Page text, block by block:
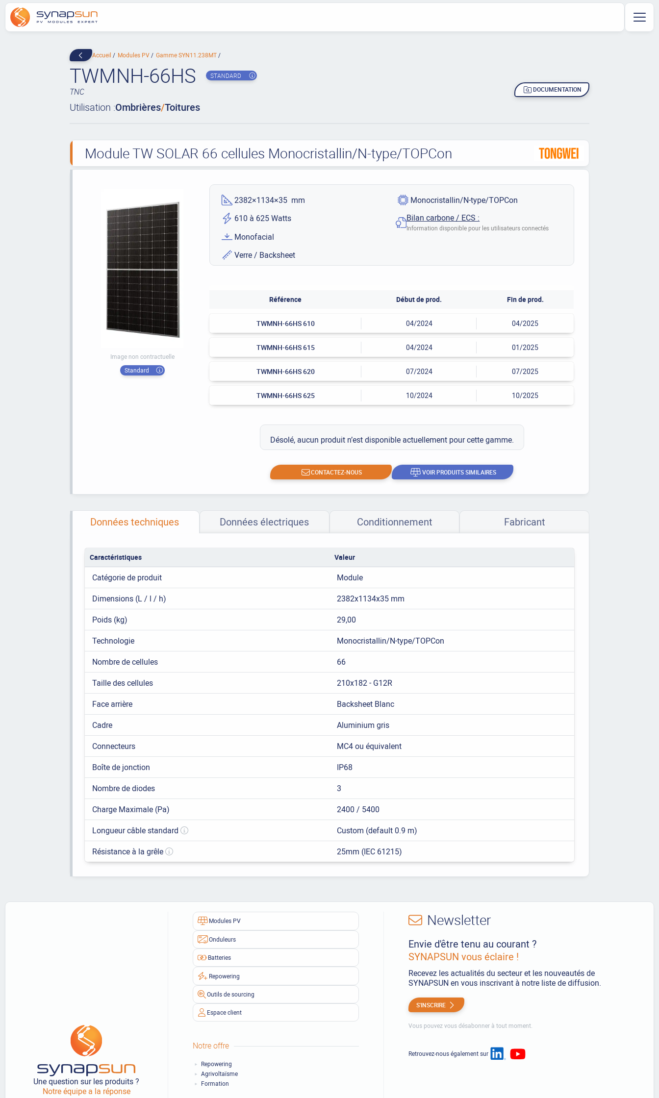
Accueil Modules PV Gamme SYN11.238MT
TWMNH-66HS STANDARD
TNC
Utilisation :Ombrières/Toitures
DOCUMENTATION
Module TW SOLAR 66 cellules Monocristallin/N-type/TOPCon
Image non contractuelle
Standard
2382×1134×35 mm
610 à 625 Watts
Monofacial
Verre / Backsheet
Monocristallin/N-type/TOPCon
Bilan carbone / ECS :
Information disponible pour les utilisateurs connectés
Référence Début de prod. Fin de prod.
TWMNH-66HS 610 04/2024 04/2025
TWMNH-66HS 615 04/2024 01/2025
TWMNH-66HS 620 07/2024 07/2025
TWMNH-66HS 625 10/2024 10/2025
Désolé, aucun produit n’est disponible actuellement pour cette gamme.
CONTACTEZ-NOUS VOIR PRODUITS SIMILAIRES
Données techniques Données électriques Conditionnement Fabricant
Caractéristiques Valeur
Catégorie de produit
Module
Dimensions (L / l / h)
2382x1134x35 mm
Poids (kg)
29,00
Technologie
Monocristallin/N-type/TOPCon
Nombre de cellules
66
Taille des cellules
210x182 - G12R
Face arrière
Backsheet Blanc
Cadre
Aluminium gris
Connecteurs
MC4 ou équivalent
Boîte de jonction
IP68
Nombre de diodes
3
Charge Maximale (Pa)
2400 / 5400
Longueur câble standard
Custom (default 0.9 m)
Résistance à la grêle
25mm (IEC 61215)
Une question sur les produits ?
Notre équipe a la réponse
Modules PV
Onduleurs
Batteries
Repowering
Outils de sourcing
Espace client
Notre offre
Repowering
Agrivoltaïsme
Formation
Newsletter
Envie d'être tenu au courant ?
SYNAPSUN vous éclaire !
Recevez les actualités du secteur et les nouveautés de
SYNAPSUN en vous inscrivant à notre liste de diffusion.
S'INSCRIRE
Vous pouvez vous désabonner à tout moment.
Retrouvez-nous également sur